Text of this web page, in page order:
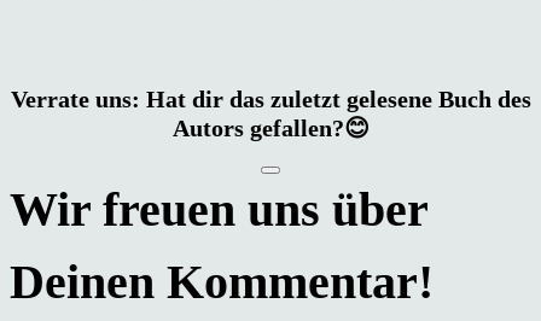
Verrate uns: Hat dir das zuletzt gelesene Buch des
Autors gefallen?😊